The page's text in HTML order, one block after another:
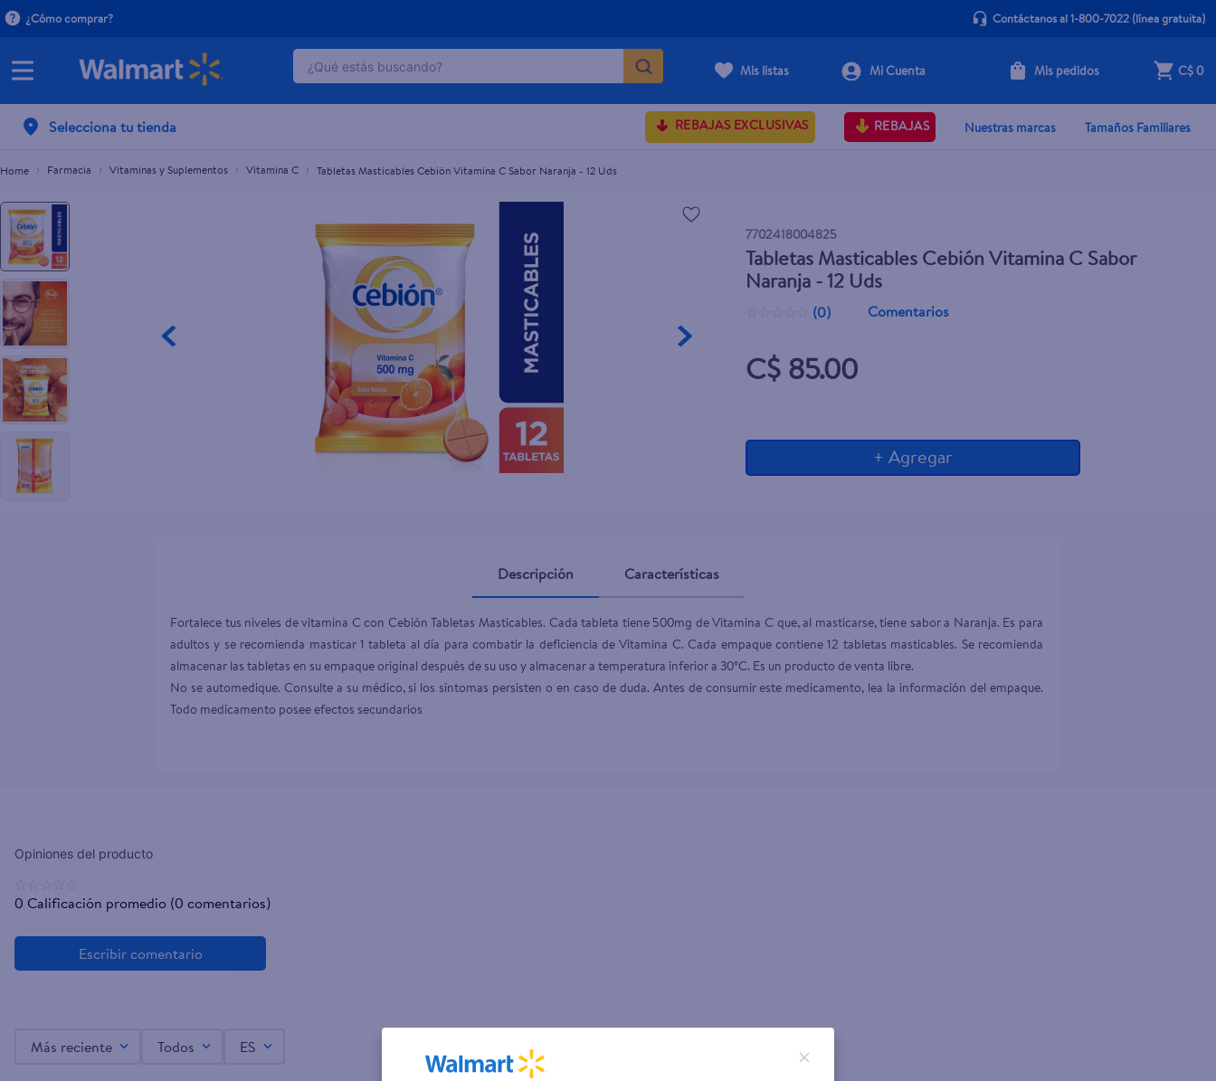
¿Cómo comprar? Contáctanos al 1-800-7022(línea gratuita)
¿Qué estás buscando?
Mis listas Mis pedidos C$ 0
Selecciona tu tienda REBAJAS EXCLUSIVAS REBAJAS Nuestras marcas Tamaños Familiares
Farmacia Vitaminas y Suplementos Vitamina C Tabletas Masticables Cebión Vitamina C Sabor Naranja - 12 Uds
7702418004825
Tabletas Masticables Cebión Vitamina C Sabor
Naranja - 12 Uds
(0) Comentarios
C$ 85.00
+ Agregar
Tabletas Masticables Cebión Vitamina C Sabor Naranja - 12 Uds
+ Agregar
Descripción Características
Fortalece tus niveles de vitamina C con Cebión Tabletas Masticables. Cada tableta tiene 500mg de Vitamina C que, al masticarse, tiene sabor a Naranja. Es para
adultos y se recomienda masticar 1 tableta al día para combatir la deficiencia de Vitamina C. Cada empaque contiene 12 tabletas masticables. Se recomienda
almacenar las tabletas en su empaque original después de su uso y almacenar a temperatura inferior a 30°C. Es un producto de venta libre.
No se automedique. Consulte a su médico, si los síntomas persisten o en caso de duda. Antes de consumir este medicamento, lea la información del empaque.
Todo medicamento posee efectos secundarios
0 Calificación promedio (0 comentarios)
Más reciente Todos ES
TÉRMINOS MÁS BUSCADOS
4.
dove serum crema
head and shoulders
herbal rosa
7.
aceite
8.
venus gillette
9.
ponds
desodorante dove